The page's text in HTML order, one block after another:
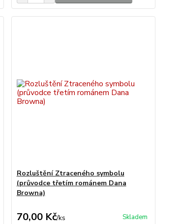
Rozluštění Ztraceného symbolu
(průvodce třetím románem Dana
Browna)
70,00 Kč/ks Skladem